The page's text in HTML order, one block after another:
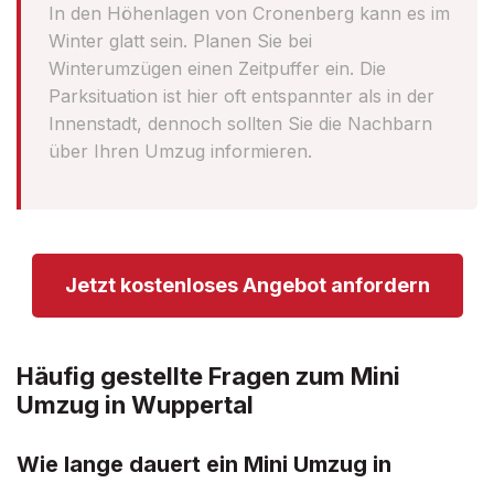
In den Höhenlagen von Cronenberg kann es im
Winter glatt sein. Planen Sie bei
Winterumzügen einen Zeitpuffer ein. Die
Parksituation ist hier oft entspannter als in der
Innenstadt, dennoch sollten Sie die Nachbarn
über Ihren Umzug informieren.
Jetzt kostenloses Angebot anfordern
Häufig gestellte Fragen zum Mini
Umzug in Wuppertal
Wie lange dauert ein Mini Umzug in